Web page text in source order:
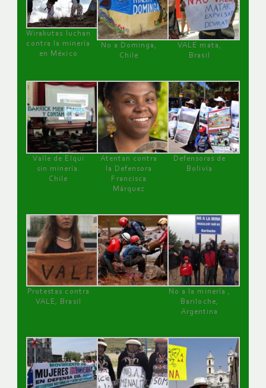
Wirakutas luchan
contra la minería
en México
No a Dominga,
Chile
VALE mata,
Brasil
Valle de Elqui
sin minería.
Chile
Atentan contra
la Defensora
Francisca
Márquez
Defensoras de
Bolivia
Protestas contra
VALE, Brasil
No a la minería ,
Bariloche,
Argentina